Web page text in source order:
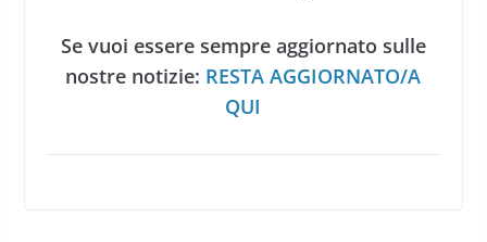
Se vuoi essere sempre aggiornato sulle
nostre notizie: RESTA AGGIORNATO/A
QUI